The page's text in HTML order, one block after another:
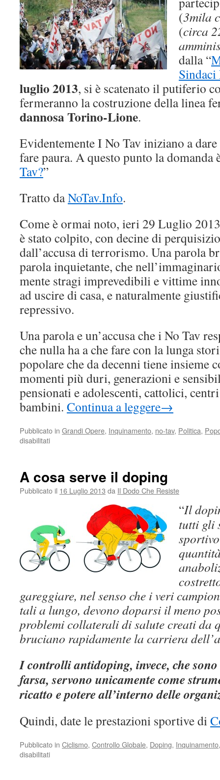
(3mila
(circa
dalla “
Sindaci
luglio 2013, si è scatenato il putiferio
fermeranno la costruzione della linea
dannosa Torino-Lione.
Evidentemente I No Tav iniziano a
fare paura. A questo punto la domanda
Tav?”
Tratto daNoTav.Info.
Come è ormai noto, ieri 29 Luglio
è stato colpito, con decine di
dall’accusa di terrorismo. Una parola
parola inquietante, che
mente stragi imprevedibili e vittime
ad uscire di casa, e naturalmente
repressivo.
Una parola e un’accusa che i No Tav
che nulla ha a che fare con la lunga
popolare che da decenni tiene insieme
momenti più duri, generazioni e
pensionati e adolescenti, cattolici,
bambini. Continua a leggere→
Pubblicato in Grandi Opere, Inquinamento, no-tav, Politica,
disabilitatisu
dei
No
sul
“teorema
terrorismo”
A cosa serve il doping
Pubblicato il 16 Luglio 2013 da Il Dodo Che Resiste
“Il
tutti gli
gareggiare, nel senso che i veri
tali a lungo, devono doparsi il meno
problemi collaterali di salute creati da
bruciano rapidamente la carriera
I controlli antidoping, invece, che
farsa, servono unicamente come
ricatto e potere all’interno delle
Quindi, date le prestazioni sportive di
Pubblicato in Ciclismo, Controllo Globale, Doping, Inquinamento
disabilitatisu